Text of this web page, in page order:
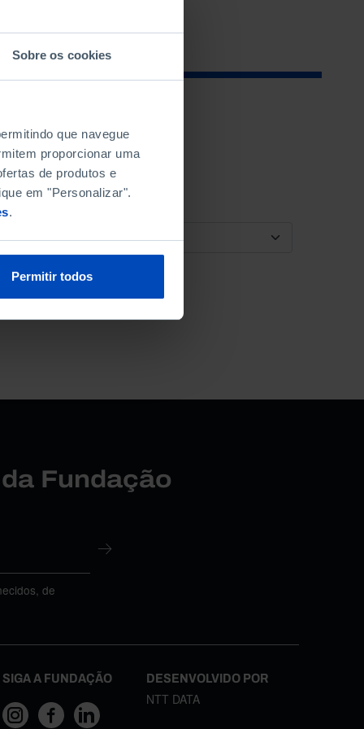
Sobre os cookies
que navegue
proporcionar uma
de produtos e
em "Personalizar".
.
Permitir todos
ORDENAR POR
Fundação
de
SIGA A FUNDAÇÃO DESENVOLVIDO POR
NTT DATA